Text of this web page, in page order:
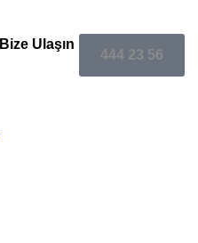
Bize Ulaşın
444 23 56